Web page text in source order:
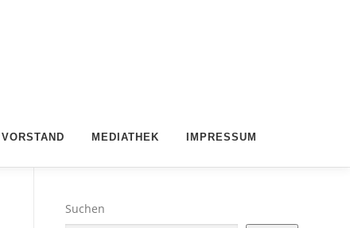
VORSTAND MEDIATHEK IMPRESSUM
Suchen